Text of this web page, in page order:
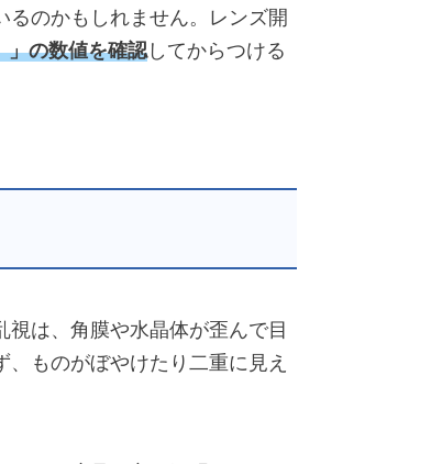
のかもしれません。レンズ開
」の数値を確認してからつける
は、角膜や水晶体が歪んで目
ものがぼやけたり二重に見え